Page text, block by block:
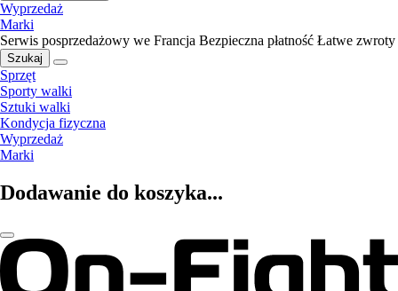
Wyprzedaż
Marki
Serwis posprzedażowy we Francja Bezpieczna płatność Łatwe zwroty
Szukaj
Sprzęt
Sporty walki
Sztuki walki
Kondycja fizyczna
Wyprzedaż
Marki
Dodawanie do koszyka...